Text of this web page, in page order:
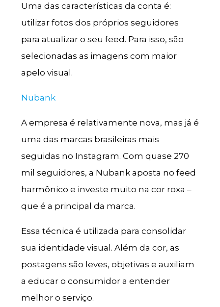
Uma das características da conta é:
utilizar fotos dos próprios seguidores
para atualizar o seu feed. Para isso, são
selecionadas as imagens com maior
apelo visual.
Nubank
A empresa é relativamente nova, mas já é
uma das marcas brasileiras mais
seguidas no Instagram. Com quase 270
mil seguidores, a Nubank aposta no feed
harmônico e investe muito na cor roxa –
que é a principal da marca.
Essa técnica é utilizada para consolidar
sua identidade visual. Além da cor, as
postagens são leves, objetivas e auxiliam
a educar o consumidor a entender
melhor o serviço.